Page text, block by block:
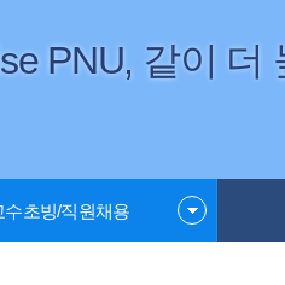
PNU, 같이 더
수초빙/직원채용